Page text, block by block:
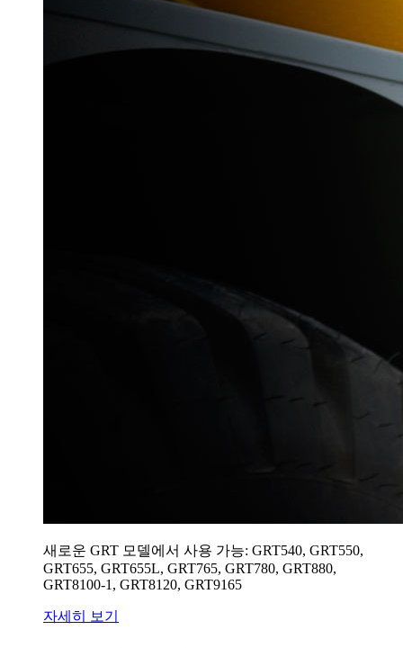
새로운 GRT 모델에서 사용 가능: GRT540, GRT550,
GRT655, GRT655L, GRT765, GRT780, GRT880,
GRT8100-1, GRT8120, GRT9165
자세히 보기